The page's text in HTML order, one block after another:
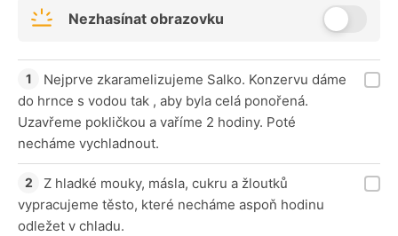
Nezhasínat obrazovku
Nejprve zkaramelizujeme Salko. Konzervu dáme
do hrnce s vodou tak , aby byla celá ponořená.
Uzavřeme pokličkou a vaříme 2 hodiny. Poté
necháme vychladnout.
Z hladké mouky, másla, cukru a žloutků
vypracujeme těsto, které necháme aspoň hodinu
odležet v chladu.